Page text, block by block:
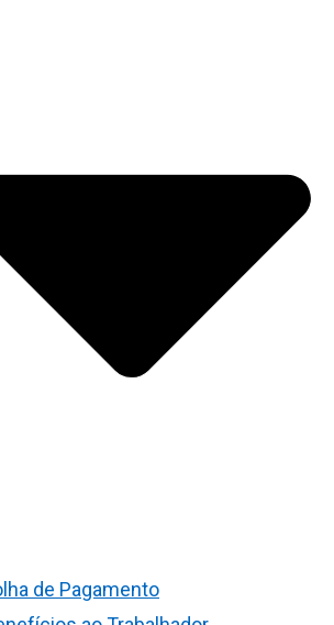
de Pagamento